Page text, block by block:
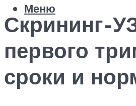
Меню
Скрининг-
первого
сроки и